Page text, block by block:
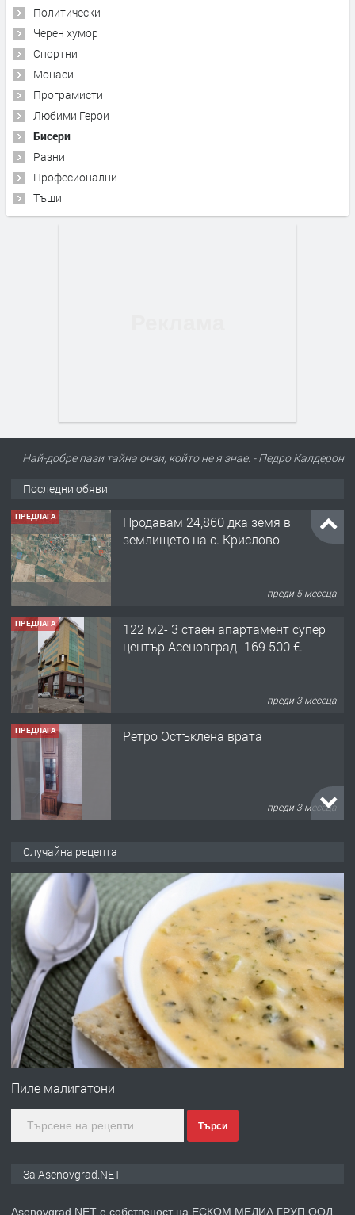
Политически
Черен хумор
Спортни
Монаси
Програмисти
Любими Герои
Бисери
Разни
Професионални
Тъщи
Най-добре пази тайна онзи, който не я знае. - Педро Калдерон
Последни обяви
ПРЕДЛАГА
Продавам 24,860 дка земя в
землището на с. Крислово
преди 5 месеца
ПРЕДЛАГА
122 м2- 3 стаен апартамент супер
център Асеновград- 169 500 €.
преди 3 месеца
ПРЕДЛАГА Ретро Остъклена врата
преди 3 месеца
преди 10 месеца
ПРЕДЛАГА
Професионална броячна машина -
със сертификат от ЕЦБ
преди 1 година
ПРЕДЛАГА
Професионална зеленчукорезачка
Случайна рецепта
Пиле малигатони
Търси
За Asenovgrad.NET
Asenovgrad.NET е собственост на ЕСКОМ МЕДИА ГРУП ООД.